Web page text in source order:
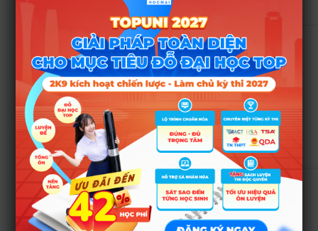
Dạng
bài
Xuất hiện
dạng bài mới
khác biệt với
các dạng bài
trong đề trắc
nghiệm (dạng
bài chứng
minh)
Không có các
câu hỏi mang